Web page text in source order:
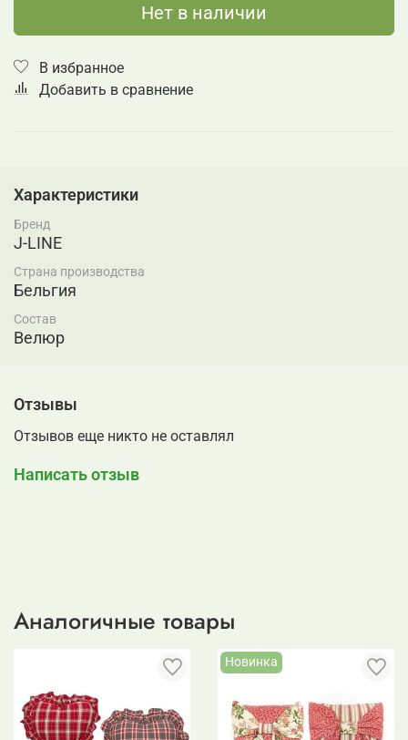
Нет в наличии
В избранное
Добавить в сравнение
Характеристики
Бренд
J-LINE
Страна производства
Бельгия
Состав
Велюр
Отзывы
Отзывов еще никто не оставлял
Написать отзыв
Аналогичные товары
Новинка